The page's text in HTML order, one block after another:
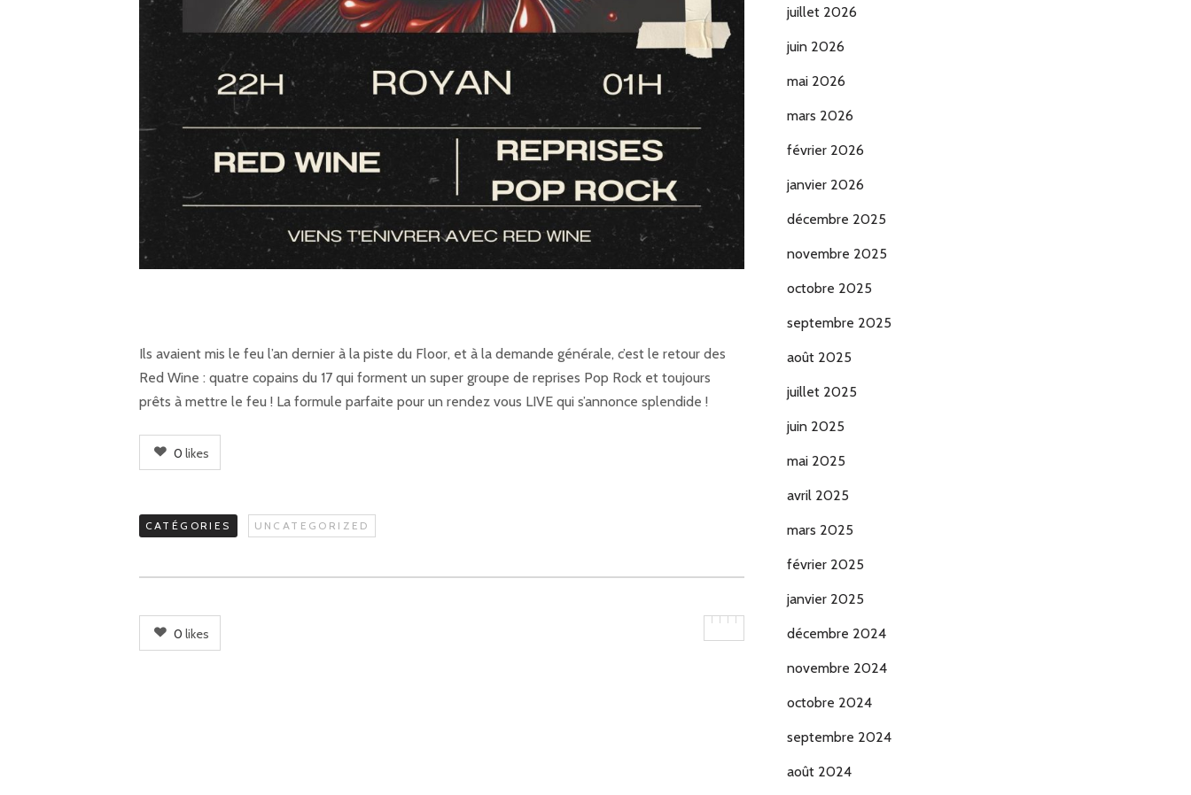
Ils avaient mis le feu l’an dernier à la piste du Floor, et à la demande générale, c’est le retour des
Red Wine : quatre copains du 17 qui forment un super groupe de reprises Pop Rock et toujours
prêts à mettre le feu ! La formule parfaite pour un rendez vous LIVE qui s’annonce splendide !
0 likes
CATÉGORIES UNCATEGORIZED
0 likes
juillet 2026
juin 2026
mai 2026
mars 2026
février 2026
janvier 2026
décembre 2025
novembre 2025
octobre 2025
septembre 2025
août 2025
juillet 2025
juin 2025
mai 2025
avril 2025
mars 2025
février 2025
janvier 2025
décembre 2024
novembre 2024
octobre 2024
septembre 2024
août 2024